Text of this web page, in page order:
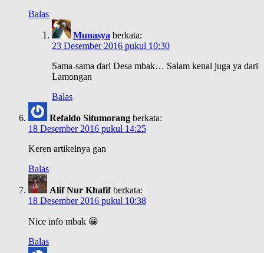
Balas
Munasya berkata:
23 Desember 2016 pukul 10:30
Sama-sama dari Desa mbak… Salam kenal juga ya dari
Lamongan
Balas
Refaldo Situmorang berkata:
18 Desember 2016 pukul 14:25
Keren artikelnya gan
Balas
Alif Nur Khafif berkata:
18 Desember 2016 pukul 10:38
Nice info mbak 😀
Balas